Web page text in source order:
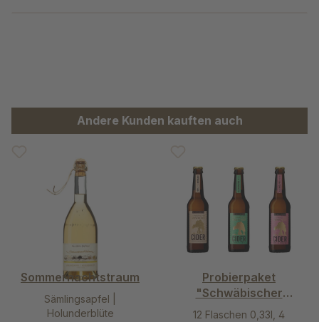
Produktgalerie überspringen
Andere Kunden kauften auch
Sommernachtstraum
Sämlingsapfel |
Holunderblüte
Probierpaket
"Schwäbischer
WiesenObst Cider"
12 Flaschen 0,33l, 4